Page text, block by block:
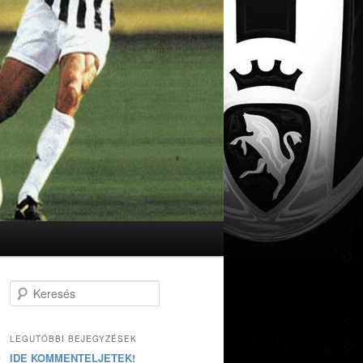
Keresés
LEGUTÓBBI BEJEGYZÉSEK
IDE KOMMENTELJETEK!